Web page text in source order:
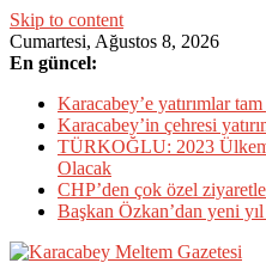
Skip to content
Cumartesi, Ağustos 8, 2026
En güncel:
Karacabey’e yatırımlar
Karacabey’in çehresi
TÜRKOĞLU: 2023
Olacak
CHP’den çok özel
Başkan Özkan’dan yeni yıl